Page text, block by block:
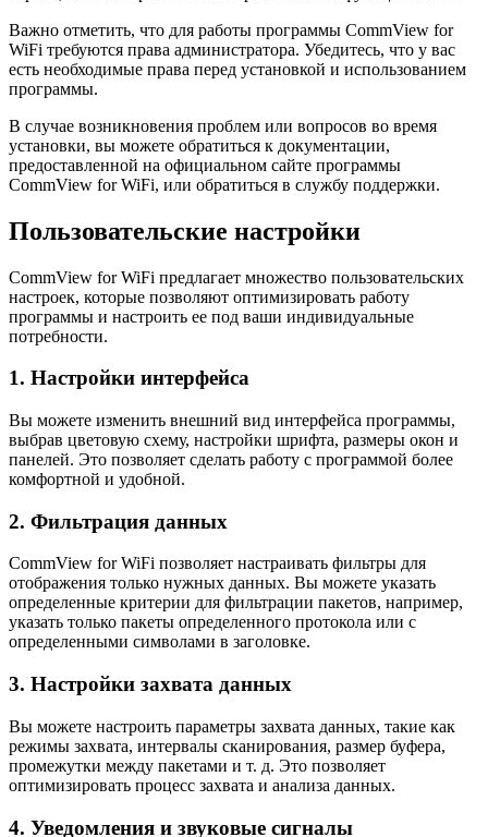
Важно отметить, что для работы программы CommView for
WiFi требуются права администратора. Убедитесь, что у вас
есть необходимые права перед установкой и использованием
программы.
В случае возникновения проблем или вопросов во время
установки, вы можете обратиться к документации,
предоставленной на официальном сайте программы
CommView for WiFi, или обратиться в службу поддержки.
Пользовательские настройки
CommView for WiFi предлагает множество пользовательских
настроек, которые позволяют оптимизировать работу
программы и настроить ее под ваши индивидуальные
потребности.
1. Настройки интерфейса
Вы можете изменить внешний вид интерфейса программы,
выбрав цветовую схему, настройки шрифта, размеры окон и
панелей. Это позволяет сделать работу с программой более
комфортной и удобной.
2. Фильтрация данных
CommView for WiFi позволяет настраивать фильтры для
отображения только нужных данных. Вы можете указать
определенные критерии для фильтрации пакетов, например,
указать только пакеты определенного протокола или с
определенными символами в заголовке.
3. Настройки захвата данных
Вы можете настроить параметры захвата данных, такие как
режимы захвата, интервалы сканирования, размер буфера,
промежутки между пакетами и т. д. Это позволяет
оптимизировать процесс захвата и анализа данных.
4. Уведомления и звуковые сигналы